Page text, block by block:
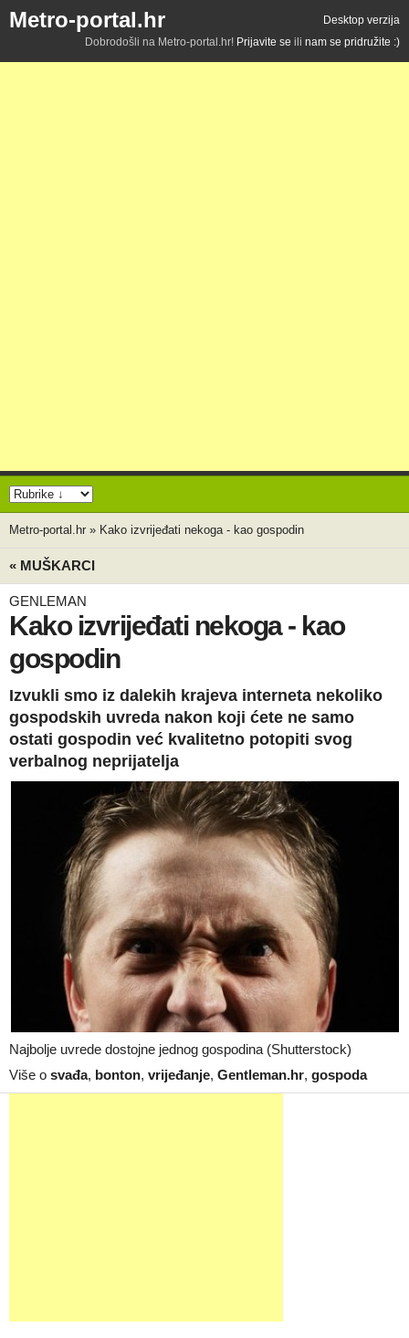
Metro-portal.hr
Desktop verzija
Dobrodošli na Metro-portal.hr! Prijavite se ili nam se pridružite :)
Metro-portal.hr » Kako izvrijeđati nekoga - kao gospodin
« MUŠKARCI
GENLEMAN
Kako izvrijeđati nekoga - kao
gospodin
Izvukli smo iz dalekih krajeva interneta nekoliko
gospodskih uvreda nakon koji ćete ne samo
ostati gospodin već kvalitetno potopiti svog
verbalnog neprijatelja
Najbolje uvrede dostojne jednog gospodina (Shutterstock)
Više o svađa, bonton, vrijeđanje, Gentleman.hr, gospoda